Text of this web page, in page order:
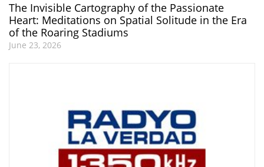
The Invisible Cartography of the Passionate
Heart: Meditations on Spatial Solitude in the Era
of the Roaring Stadiums
June 23, 2026